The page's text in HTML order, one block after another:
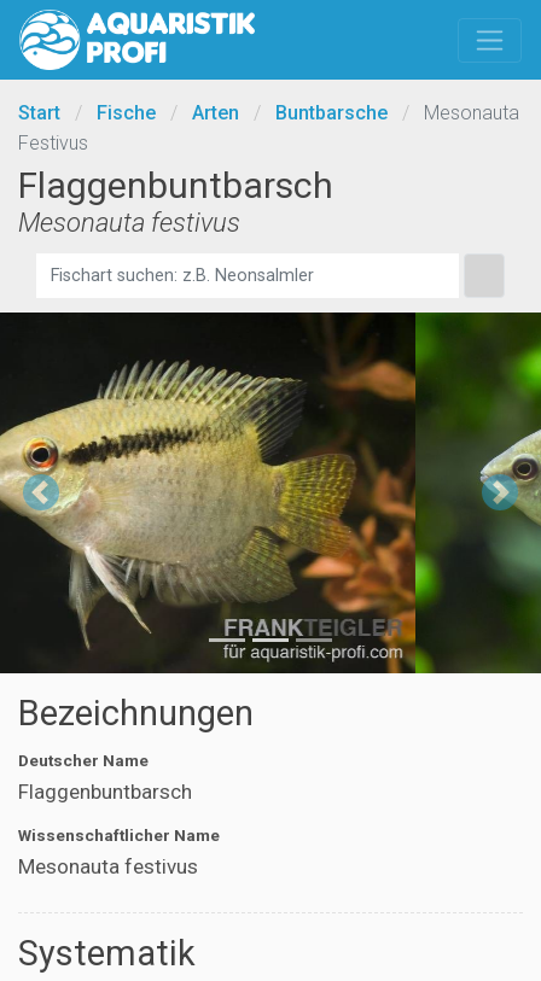
Start / Fische / Arten / Buntbarsche /
Mesonauta
Festivus
Flaggenbuntbarsch
Mesonauta festivus
Previous
Bezeichnungen
Deutscher Name
Flaggenbuntbarsch
Wissenschaftlicher Name
Mesonauta festivus
Systematik